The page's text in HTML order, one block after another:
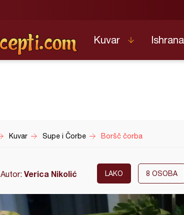
Kuvar Ishrana
Kuvar Supe i Čorbe Boršč čorba
Autor: Verica Nikolić LAKO 8 OSOBA